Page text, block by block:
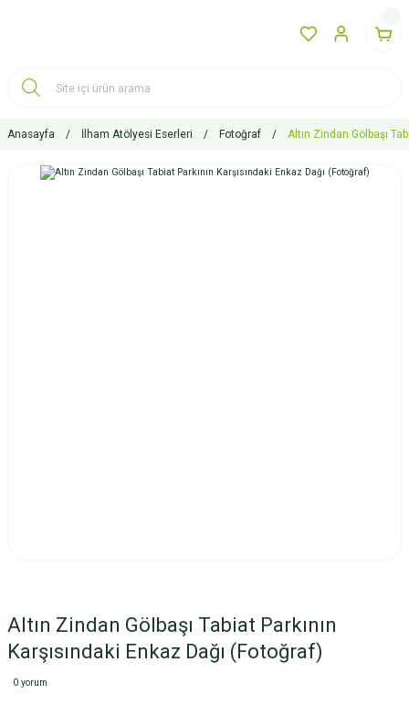
Anasayfa İlham Atölyesi Eserleri Fotoğraf Altın Zindan Gölbaşı
Altın Zindan Gölbaşı Tabiat Parkının
Karşısındaki Enkaz Dağı (Fotoğraf)
0 yorum